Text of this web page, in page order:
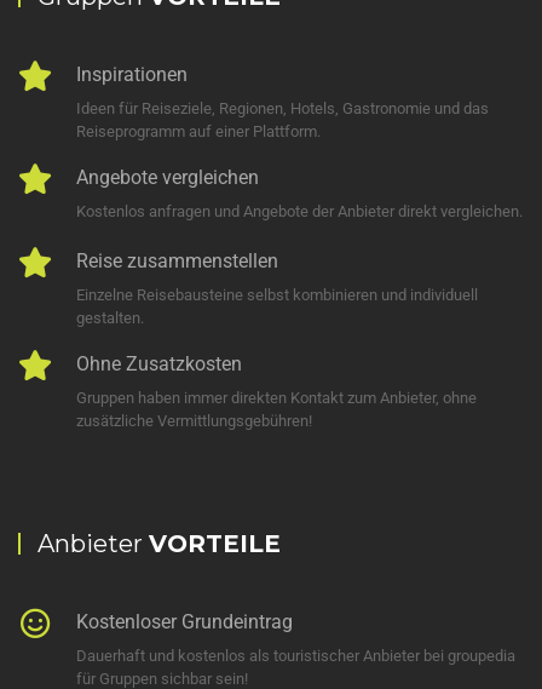
Inspirationen
Ideen für Reiseziele, Regionen, Hotels, Gastronomie und das
Reiseprogramm auf einer Plattform.
Angebote vergleichen
Kostenlos anfragen und Angebote der Anbieter direkt vergleichen.
Reise zusammenstellen
Einzelne Reisebausteine selbst kombinieren und individuell
gestalten.
Ohne Zusatzkosten
Gruppen haben immer direkten Kontakt zum Anbieter, ohne
zusätzliche Vermittlungsgebühren!
Anbieter VORTEILE
Kostenloser Grundeintrag
Dauerhaft und kostenlos als touristischer Anbieter bei groupedia
für Gruppen sichbar sein!